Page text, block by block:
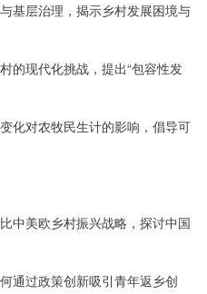
基层治理，揭示乡村发展困境与
的现代化挑战，提出“包容性发
化对农牧民生计的影响，倡导可
中美欧乡村振兴战略，探讨中国
通过政策创新吸引青年返乡创